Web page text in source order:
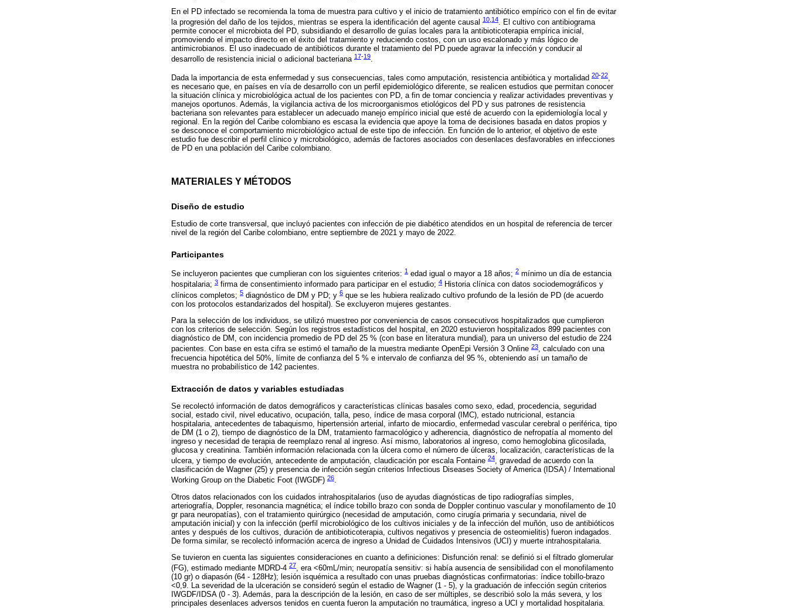
En el PD infectado se recomienda la toma de muestra para cultivo y el inicio de tratamiento antibiótico empírico con el fin de evitar
la progresión del daño de los tejidos, mientras se espera la identificación del agente causal
10 14
. El cultivo con antibiograma
permite conocer el microbiota del PD, subsidiando el desarrollo de guías locales para la antibioticoterapia empírica inicial,
promoviendo el impacto directo en el éxito del tratamiento y reduciendo costos, con un uso escalonado y más lógico de
antimicrobianos. El uso inadecuado de antibióticos durante el tratamiento del PD puede agravar la infección y conducir al
desarrollo de resistencia inicial o adicional bacteriana 17-19.
Dada la importancia de esta enfermedad y sus consecuencias, tales como amputación, resistencia antibiótica y mortalidad 20-22
es necesario que, en países en vía de desarrollo con un perfil epidemiológico diferente, se realicen estudios que permitan conocer
la situación clínica y microbiológica actual de los pacientes con PD, a fin de tomar conciencia y realizar actividades preventivas y
manejos oportunos. Además, la vigilancia activa de los microorganismos etiológicos del PD y sus patrones de resistencia
bacteriana son relevantes para establecer un adecuado manejo empírico inicial que esté de acuerdo con la epidemiología local y
regional. En la región del Caribe colombiano es escasa la evidencia que apoye la toma de decisiones basada en datos propios y
se desconoce el comportamiento microbiológico actual de este tipo de infección. En función de lo anterior, el objetivo de este
estudio fue describir el perfil clínico y microbiológico, además de factores asociados con desenlaces desfavorables en infecciones
de PD en una población del Caribe colombiano.
MATERIALES Y MÉTODOS
Diseño de estudio
Estudio de corte transversal, que incluyó pacientes con infección de pie diabético atendidos en un hospital de referencia de tercer
nivel de la región del Caribe colombiano, entre septiembre de 2021 y mayo de 2022.
Participantes
Se incluyeron pacientes que cumplieran con los siguientes criterios: 1 edad igual o mayor a 18 años; 2 mínimo un día de estancia
hospitalaria; 3 firma de consentimiento informado para participar en el estudio; 4 Historia clínica con datos sociodemográficos y
clínicos completos; 5 diagnóstico de DM y PD; y 6 que se les hubiera realizado cultivo profundo de la lesión de PD (de acuerdo
con los protocolos estandarizados del hospital). Se excluyeron mujeres gestantes.
Para la selección de los individuos, se utilizó muestreo por conveniencia de casos consecutivos hospitalizados que cumplieron
con los criterios de selección. Según los registros estadísticos del hospital, en 2020 estuvieron hospitalizados 899 pacientes con
diagnóstico de DM, con incidencia promedio de PD del 25 % (con base en literatura mundial), para un universo del estudio de 224
pacientes. Con base en esta cifra se estimó el tamaño de la muestra mediante OpenEpi Versión 3 Online 23, calculado con una
frecuencia hipotética del 50%, límite de confianza del 5 % e intervalo de confianza del 95 %, obteniendo así un tamaño de
muestra no probabilístico de 142 pacientes.
Extracción de datos y variables estudiadas
Se recolectó información de datos demográficos y características clínicas basales como sexo, edad, procedencia, seguridad
social, estado civil, nivel educativo, ocupación, talla, peso, índice de masa corporal (IMC), estado nutricional, estancia
hospitalaria, antecedentes de tabaquismo, hipertensión arterial, infarto de miocardio, enfermedad vascular cerebral o periférica, tipo
de DM (1 o 2), tiempo de diagnóstico de la DM, tratamiento farmacológico y adherencia, diagnóstico de nefropatía al momento del
ingreso y necesidad de terapia de reemplazo renal al ingreso. Así mismo, laboratorios al ingreso, como hemoglobina glicosilada,
glucosa y creatinina. También información relacionada con la úlcera como el número de úlceras, localización, características de la
ulcera, y tiempo de evolución, antecedente de amputación, claudicación por escala Fontaine 24, gravedad de acuerdo con la
clasificación de Wagner (25) y presencia de infección según criterios Infectious Diseases Society of America (IDSA) / International
Working Group on the Diabetic Foot (IWGDF) 26.
Otros datos relacionados con los cuidados intrahospitalarios (uso de ayudas diagnósticas de tipo radiografías simples,
arteriografía, Doppler, resonancia magnética; el índice tobillo brazo con sonda de Doppler continuo vascular y monofilamento de 10
gr para neuropatías), con el tratamiento quirúrgico (necesidad de amputación, como cirugía primaria y secundaria, nivel de
amputación inicial) y con la infección (perfil microbiológico de los cultivos iniciales y de la infección del muñón, uso de antibióticos
antes y después de los cultivos, duración de antibioticoterapia, cultivos negativos y presencia de osteomielitis) fueron indagados.
De forma similar, se recolectó información acerca de ingreso a Unidad de Cuidados Intensivos (UCI) y muerte intrahospitalaria.
Se tuvieron en cuenta las siguientes consideraciones en cuanto a definiciones: Disfunción renal: se definió si el filtrado glomerular
(FG), estimado mediante MDRD-4 27, era <60mL/min; neuropatía sensitiv: si había ausencia de sensibilidad con el monofilamento
(10 gr) o diapasón (64 - 128Hz); lesión isquémica a resultado con unas pruebas diagnósticas confirmatorias: índice tobillo-brazo
<0,9. La severidad de la ulceración se consideró según el estadio de Wagner (1 - 5), y la graduación de infección según criterios
IWGDF/IDSA (0 - 3). Además, para la descripción de la lesión, en caso de ser múltiples, se describió solo la más severa, y los
principales desenlaces adversos tenidos en cuenta fueron la amputación no traumática, ingreso a UCI y mortalidad hospitalaria.